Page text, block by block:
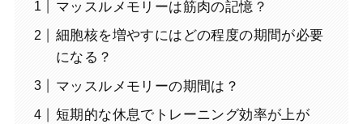
マッスルメモリーは筋肉の記憶？
細胞核を増やすにはどの程度の期間が必要
になる？
マッスルメモリーの期間は？
短期的な休息でトレーニング効率が上が